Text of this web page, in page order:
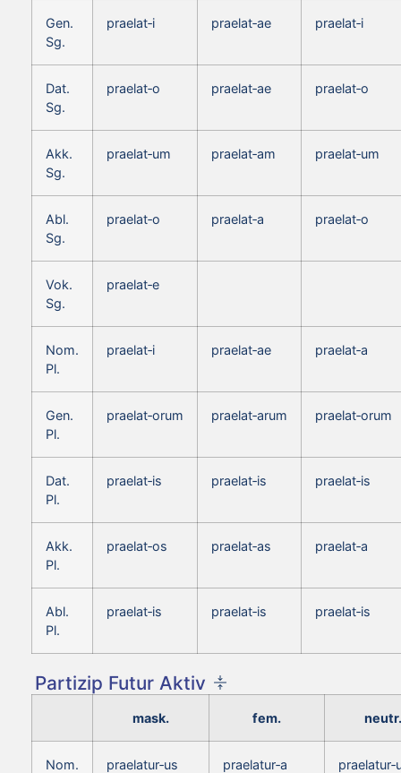
Gen.
Sg.
praelat‑i praelat‑ae praelat‑i
Dat.
Sg.
praelat‑o praelat‑ae praelat‑o
Akk.
Sg.
praelat‑um praelat‑am praelat‑um
Abl.
Sg.
praelat‑o praelat‑a praelat‑o
Vok.
Sg.
praelat‑e
Nom.
Pl.
praelat‑i praelat‑ae praelat‑a
Gen.
Pl.
praelat‑orum praelat‑arum praelat‑orum
Dat.
Pl.
praelat‑is praelat‑is praelat‑is
Akk.
Pl.
praelat‑os praelat‑as praelat‑a
Abl.
Pl.
praelat‑is praelat‑is praelat‑is
Partizip Futur Aktiv
mask. fem. neutr.
Nom.
praelatur‑us praelatur‑a